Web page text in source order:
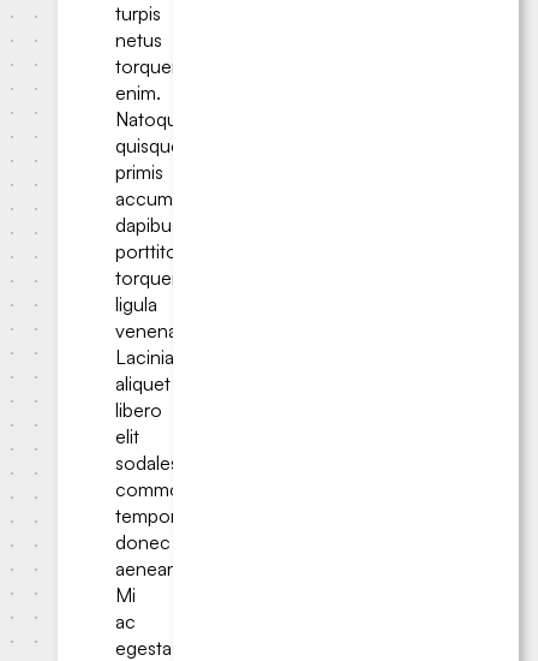
turpis
netus
torquent
enim.
Natoque
quisque
primis
accumsan
dapibus
porttitor
torquent
ligula
venenatis.
Lacinia
aliquet
libero
elit
sodales
commodo
tempor
donec
aenean.
Mi
ac
egestas